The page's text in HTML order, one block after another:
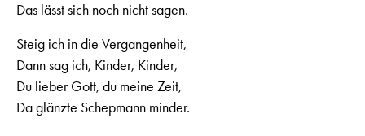
Das lässt sich noch nicht sagen.
Steig ich in die Vergangenheit,
Dann sag ich, Kinder, Kinder,
Du lieber Gott, du meine Zeit,
Da glänzte Schepmann minder.